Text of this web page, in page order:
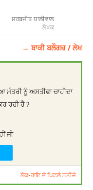
ਸਰਬਜੀਤ ਧਾਲੀਵਾਲ
ਲੇਖਕ
→ ਬਾਕੀ ਬਲੌਗਜ਼ / ਲੇਖ
ਮੰਤਰੀ ਨੂੰ ਅਸਤੀਫਾ ਚਾਹੀਦਾ
ਰਹੀ ਹੈ ?
ਜੀ
ਲੋਕ-ਰਾਇ ਦੇ ਪਿਛਲੇ ਨਤੀਜੇ